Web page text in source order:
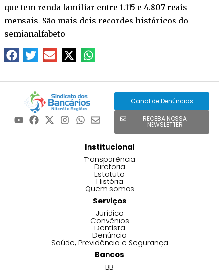
que tem renda familiar entre 1.115 e 4.807 reais
mensais. São mais dois recordes históricos do
semianalfabeto.
Canal de Denúncias
RECEBA NOSSA
NEWSLETTER
Institucional
Transparência
Diretoria
Estatuto
História
Quem somos
Serviços
Jurídico
Convênios
Dentista
Denúncia
Saúde, Previdência e Segurança
Bancos
BB